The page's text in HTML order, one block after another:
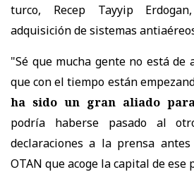
turco, Recep Tayyip
adquisición de sistemas
"Sé que mucha gente no está de
que con el tiempo están
ha sido un gran aliado
podría haberse pasado al
declaraciones a la prensa
OTAN que acoge la capital de ese